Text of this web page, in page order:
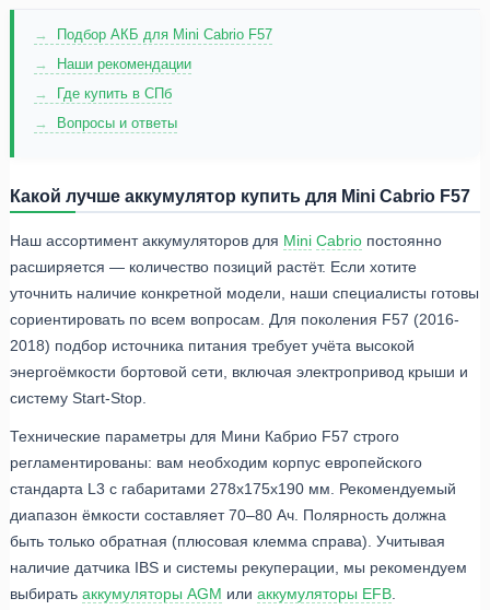
Подбор АКБ для Mini Cabrio F57
Наши рекомендации
Где купить в СПб
Вопросы и ответы
Какой лучше аккумулятор купить для Mini Cabrio F57
Наш ассортимент аккумуляторов для Mini Cabrio постоянно
расширяется — количество позиций растёт. Если хотите
уточнить наличие конкретной модели, наши специалисты готовы
сориентировать по всем вопросам. Для поколения F57 (2016-
2018) подбор источника питания требует учёта высокой
энергоёмкости бортовой сети, включая электропривод крыши и
систему Start-Stop.
Технические параметры для Мини Кабрио F57 строго
регламентированы: вам необходим корпус европейского
стандарта L3 с габаритами 278x175x190 мм. Рекомендуемый
диапазон ёмкости составляет 70–80 Ач. Полярность должна
быть только обратная (плюсовая клемма справа). Учитывая
наличие датчика IBS и системы рекуперации, мы рекомендуем
выбирать аккумуляторы AGM или аккумуляторы EFB